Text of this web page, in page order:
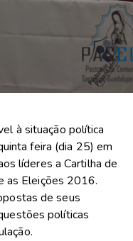
à situação política
feira (dia 25) em
líderes a Cartilha de
as Eleições 2016.
de seus
políticas